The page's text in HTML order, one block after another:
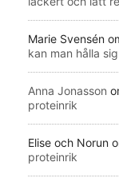
Marie Svensén
kan man hålla
Anna Jonasson
proteinrik
Elise och Norun
proteinrik